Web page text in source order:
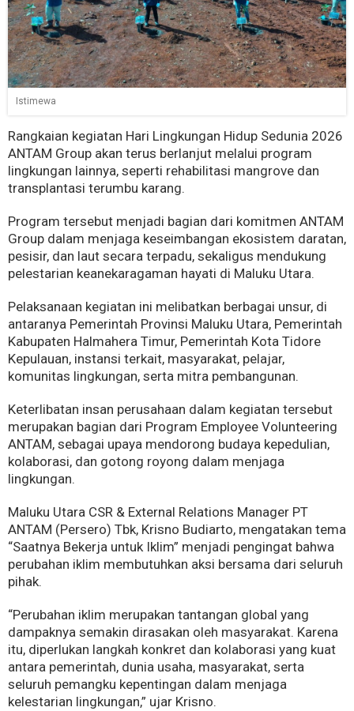
Istimewa
Rangkaian kegiatan Hari Lingkungan Hidup Sedunia 2026
ANTAM Group akan terus berlanjut melalui program
lingkungan lainnya, seperti rehabilitasi mangrove dan
transplantasi terumbu karang.
Program tersebut menjadi bagian dari komitmen ANTAM
Group dalam menjaga keseimbangan ekosistem daratan,
pesisir, dan laut secara terpadu, sekaligus mendukung
pelestarian keanekaragaman hayati di Maluku Utara.
Pelaksanaan kegiatan ini melibatkan berbagai unsur, di
antaranya Pemerintah Provinsi Maluku Utara, Pemerintah
Kabupaten Halmahera Timur, Pemerintah Kota Tidore
Kepulauan, instansi terkait, masyarakat, pelajar,
komunitas lingkungan, serta mitra pembangunan.
Keterlibatan insan perusahaan dalam kegiatan tersebut
merupakan bagian dari Program Employee Volunteering
ANTAM, sebagai upaya mendorong budaya kepedulian,
kolaborasi, dan gotong royong dalam menjaga
lingkungan.
Maluku Utara CSR & External Relations Manager PT
ANTAM (Persero) Tbk, Krisno Budiarto, mengatakan tema
“Saatnya Bekerja untuk Iklim” menjadi pengingat bahwa
perubahan iklim membutuhkan aksi bersama dari seluruh
pihak.
“Perubahan iklim merupakan tantangan global yang
dampaknya semakin dirasakan oleh masyarakat. Karena
itu, diperlukan langkah konkret dan kolaborasi yang kuat
antara pemerintah, dunia usaha, masyarakat, serta
seluruh pemangku kepentingan dalam menjaga
kelestarian lingkungan,” ujar Krisno.